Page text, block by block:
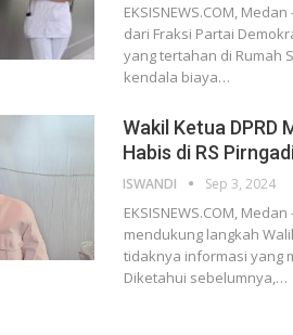
EKSISNEWS.COM,
dari Fraksi Partai
yang tertahan di Rumah
kendala biaya…
Wakil Ketua DPRD
Habis di RS
ISWANDI Sep 3, 2024
EKSISNEWS.COM,
mendukung langkah
tidaknya informasi yang
Diketahui sebelumnya,…